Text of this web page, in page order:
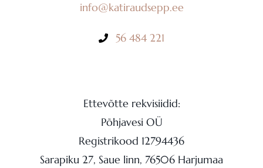
info@katiraudsepp.ee
56 484 221
Ettevõtte rekvisiidid:
Põhjavesi OÜ
Registrikood 12794436
Sarapiku 27, Saue linn, 76506 Harjumaa